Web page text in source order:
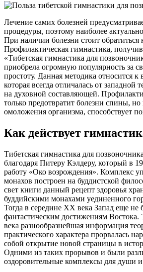
Лечение самих болезней
процедуры, поэтому наиболее
При наличии болезни стоит обратиться
Профилактическая гимнастика,
«Тибетская гимнастика для
приобрела огромную популярность за
простоту. Данная методика относится
которая всегда отличалась от западной
на духовной составляющей.
только предотвратит болезни спины, но
омоложения организма, способствует
Как действует
Тибетская гимнастика для
благодаря Питеру Кэлдеру, который в
работу «Око возрождения». Комплекс
монахов построен на буддистской
свет книги данный рецепт здоровья
буддийскими монахами уединенного
Тогда в середине XX века Запад еще не
фантастическим достижениям Востока.
века разнообразнейшая информация
практического характера прорвалась
собой открытие новой страницы в
Одними из таких прорывов и были
оздоровительные комплексы для души и